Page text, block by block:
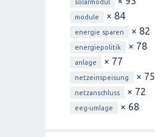
solarmodul
module × 84
energie sparen × 82
energiepolitik × 78
anlage × 77
netzeinspeisung × 75
netzanschluss × 72
eeg-umlage × 68